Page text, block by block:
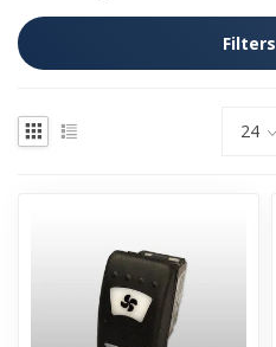
Filters